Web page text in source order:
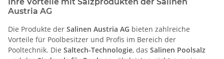
Austria AG
Die Produkte der Salinen Austria AG bieten zahlreiche
Vorteile für Poolbesitzer und Profis im Bereich der
Pooltechnik. Die Saltech-Technologie, das Salinen Poolsalz